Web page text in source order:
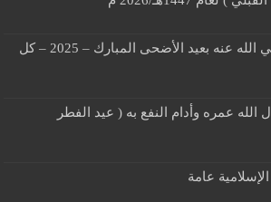
معايدة سيدنا الشيخ رضي الله عنه بعيد الأضحى المبارك – 2025 – كل
الله عمره وأدام النفع به ( عيد الفطر
عامة